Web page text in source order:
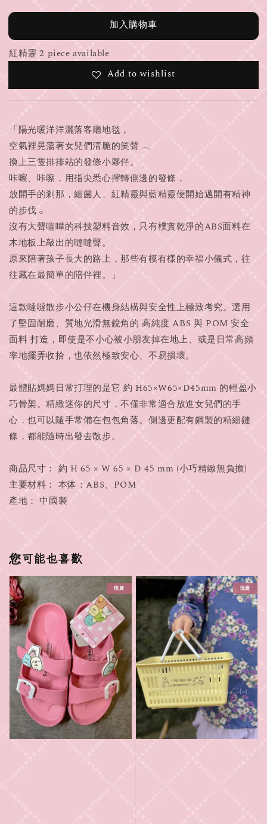
加入購物車
紅精靈 2 piece available
Add to wishlist
「陽光暖洋洋灑落客廳地毯，
空氣裡晃蕩著女兒們清脆的笑聲 𓂃
換上三隻排排站的發條小夥伴。
咔嚓、咔嚓，用指尖悉心擰轉側邊的發條，
放開手的剎那，細菌人、紅精靈與藍精靈便開始邁開有精神
的步伐 𓂂
沒有大聲喧嘩的科技塑料音效，只有樸實乾淨的ABS面料在
木地板上敲出的噠噠聲。
原來陪著孩子長大的路上，那些有模有樣的幸福小儀式，往
往藏在最簡單的陪伴裡。」
這款噠噠散步小公仔在機身結構與安全性上極致考究。選用
了堅固耐磨、質地光滑無銳角的 高純度 ABS 與 POM 安全
面料 打造，即使是不小心被小朋友掉在地上、或是日常高頻
率地擺弄收拾，也依然極致安心、不易損壞。
最體貼媽媽日常打理的是它 約 H65×W65×D45mm 的輕盈小
巧骨架。精緻迷你的尺寸，不僅非常適合放進女兒們的手
心，也可以隨手常備在包包角落。側邊更配有鋼製的精細鏈
條，都能隨時出發去散步。
商品尺寸： 約 H 65 × W 65 × D 45 mm (小巧精緻無負擔)
主要材料： 本体：ABS、POM
產地： 中國製
您可能也喜歡
現貨 現貨